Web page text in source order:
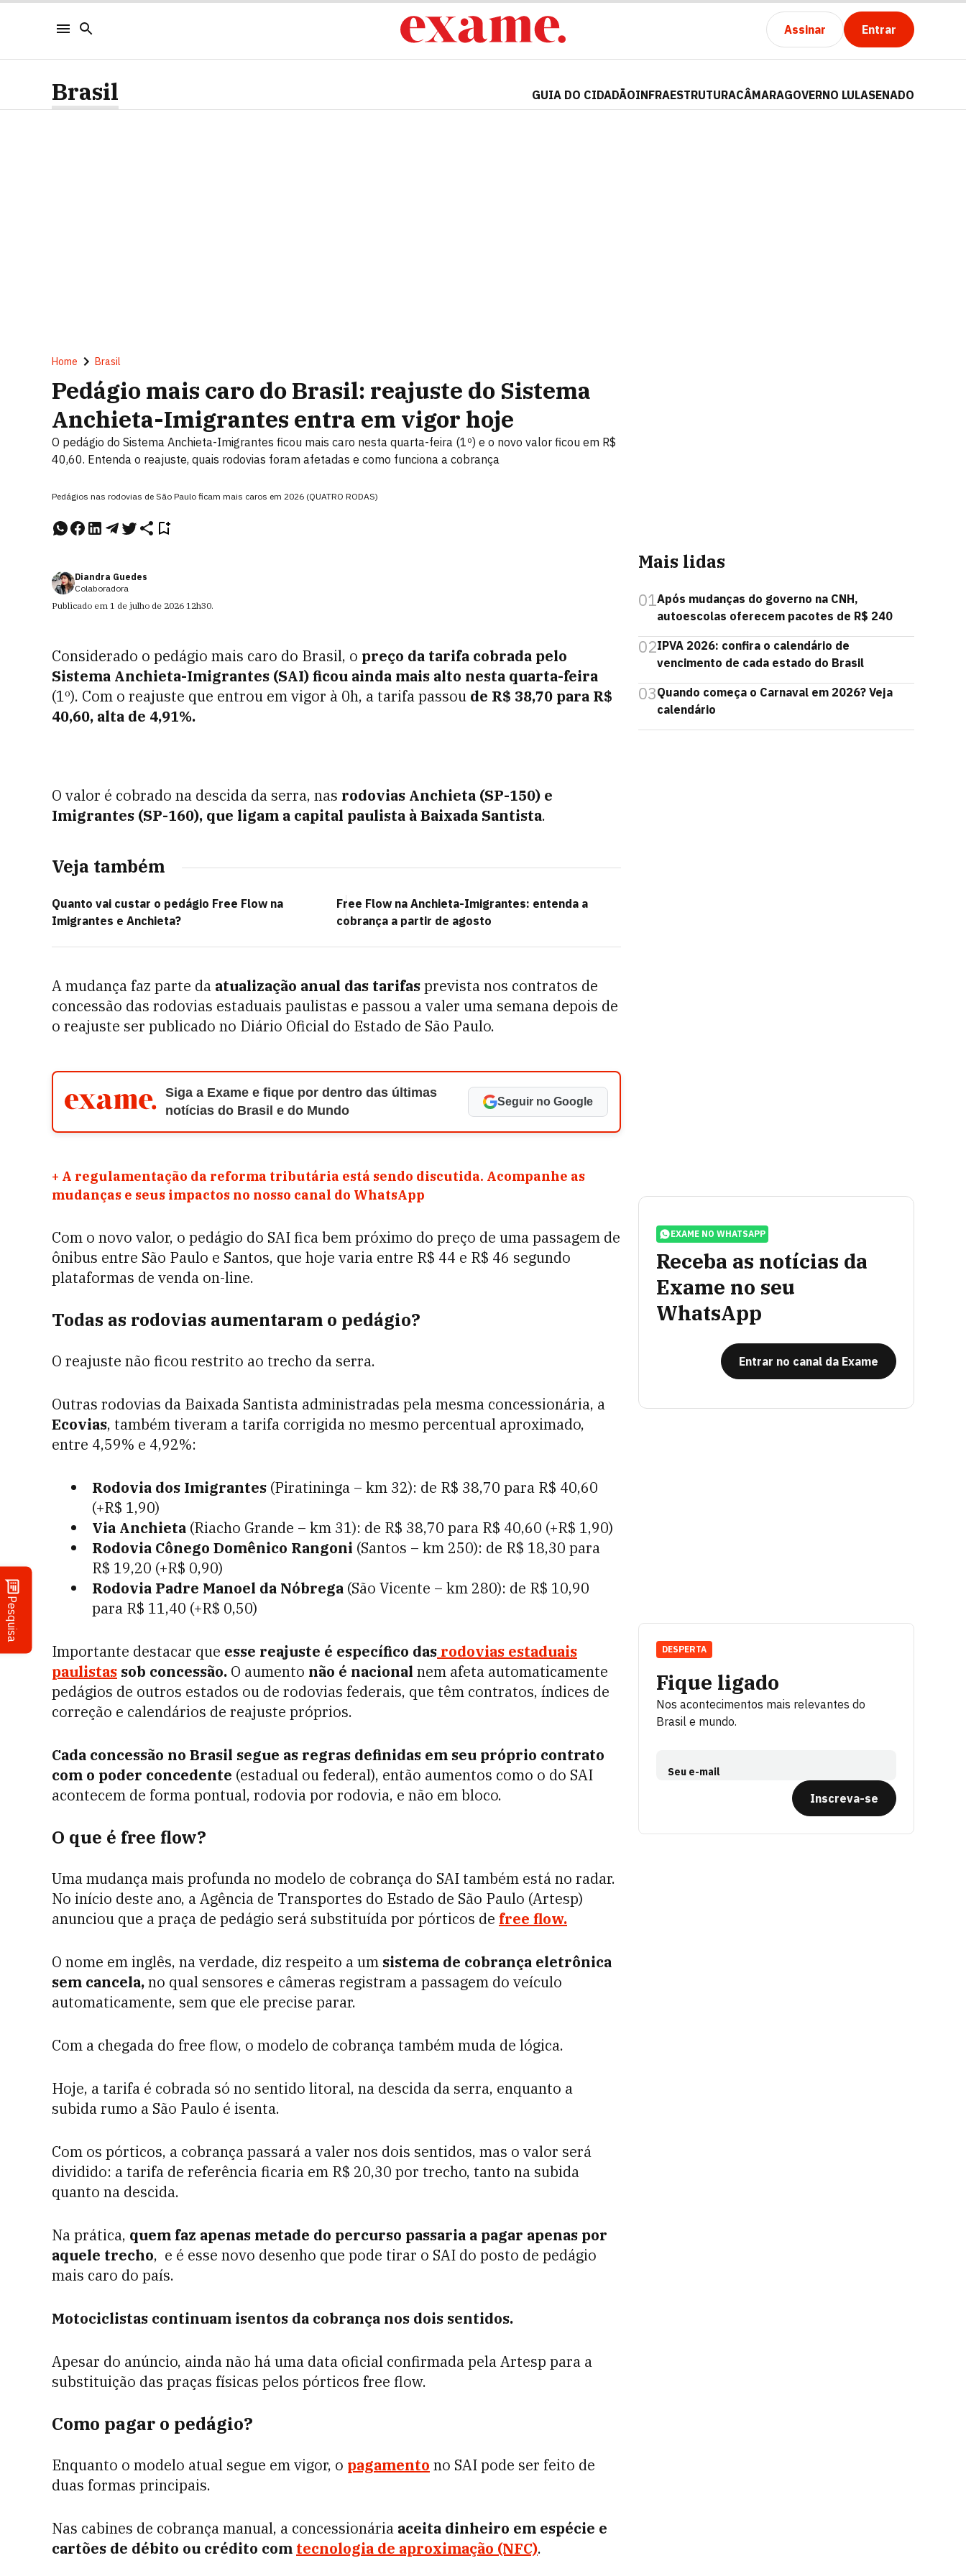
Assinar Entrar
Pesquisa
Brasil GUIA DO CIDADÃOINFRAESTRUTURACÂMARAGOVERNO LULASENADO
Home Brasil
Pedágio mais caro do Brasil: reajuste do Sistema
Anchieta-Imigrantes entra em vigor hoje
O pedágio do Sistema Anchieta-Imigrantes ficou mais caro nesta quarta-feira (1º) e o novo valor ficou em R$
40,60. Entenda o reajuste, quais rodovias foram afetadas e como funciona a cobrança
Pedágios nas rodovias de São Paulo ficam mais caros em 2026 (QUATRO RODAS)
Diandra Guedes
Colaboradora
Publicado em 1 de julho de 2026 12h30.
Considerado o pedágio mais caro do Brasil, o preço da tarifa cobrada pelo
Sistema Anchieta-Imigrantes (SAI) ficou ainda mais alto nesta quarta-feira
(1º). Com o reajuste que entrou em vigor à 0h, a tarifa passou de R$ 38,70 para R$
40,60, alta de 4,91%.
O valor é cobrado na descida da serra, nas rodovias Anchieta (SP-150) e
Imigrantes (SP-160), que ligam a capital paulista à Baixada Santista.
Veja também
Quanto vai custar o pedágio Free Flow na
Imigrantes e Anchieta?
Free Flow na Anchieta-Imigrantes: entenda a
cobrança a partir de agosto
A mudança faz parte da atualização anual das tarifasprevista nos contratos de
concessão das rodovias estaduais paulistas e passou a valer uma semana depois de
o reajuste ser publicado no Diário Oficial do Estado de São Paulo.
Siga a Exame e fique por dentro das últimas
notícias do Brasil e do Mundo
Seguir no Google
+ A regulamentação da reforma tributária está sendo discutida. Acompanhe as
mudanças e seus impactos no nosso canal do WhatsApp
Com o novo valor, o pedágio do SAI fica bem próximo do preço de uma passagem de
ônibus entre São Paulo e Santos, que hoje varia entre R$ 44 e R$ 46 segundo
plataformas de venda on-line.
Todas as rodovias aumentaram o pedágio?
O reajuste não ficou restrito ao trecho da serra.
Outras rodovias da Baixada Santista administradas pela mesma concessionária, a
Ecovias, também tiveram a tarifa corrigida no mesmo percentual aproximado,
entre 4,59% e 4,92%:
Rodovia dos Imigrantes (Piratininga – km 32): de R$ 38,70 para R$ 40,60
(+R$ 1,90)
Via Anchieta (Riacho Grande – km 31): de R$ 38,70 para R$ 40,60 (+R$ 1,90)
Rodovia Cônego Domênico Rangoni (Santos – km 250): de R$ 18,30 para
R$ 19,20 (+R$ 0,90)
Rodovia Padre Manoel da Nóbrega (São Vicente – km 280): de R$ 10,90
para R$ 11,40 (+R$ 0,50)
Importante destacar que esse reajuste é específico das rodovias estaduais
paulistas sob concessão. O aumento não é nacional nem afeta automaticamente
pedágios de outros estados ou de rodovias federais, que têm contratos, índices de
correção e calendários de reajuste próprios.
Cada concessão no Brasil segue as regras definidas em seu próprio contrato
com o poder concedente (estadual ou federal), então aumentos como o do SAI
acontecem de forma pontual, rodovia por rodovia, e não em bloco.
O que é free flow?
Uma mudança mais profunda no modelo de cobrança do SAI também está no radar.
No início deste ano, a Agência de Transportes do Estado de São Paulo (Artesp)
anunciou que a praça de pedágio será substituída por pórticos de free flow.
O nome em inglês, na verdade, diz respeito a um sistema de cobrança eletrônica
sem cancela,no qual sensores e câmeras registram a passagem do veículo
automaticamente, sem que ele precise parar.
Com a chegada do free flow, o modelo de cobrança também muda de lógica.
Hoje, a tarifa é cobrada só no sentido litoral, na descida da serra, enquanto a
subida rumo a São Paulo é isenta.
Com os pórticos, a cobrança passará a valer nos dois sentidos, mas o valor será
dividido: a tarifa de referência ficaria em R$ 20,30 por trecho, tanto na subida
quanto na descida.
Na prática, quem faz apenas metade do percurso passaria a pagar apenas por
aquele trecho, e é esse novo desenho que pode tirar o SAI do posto de pedágio
mais caro do país.
Motociclistas continuam isentos da cobrança nos dois sentidos.
Apesar do anúncio, ainda não há uma data oficial confirmada pela Artesp para a
substituição das praças físicas pelos pórticos free flow.
Como pagar o pedágio?
Enquanto o modelo atual segue em vigor, o pagamento no SAI pode ser feito de
duas formas principais.
Nas cabines de cobrança manual, a concessionária aceita dinheiro em espécie e
cartões de débito ou crédito com tecnologia de aproximação (NFC).
Mais lidas
01Após mudanças do governo na CNH,
autoescolas oferecem pacotes de R$ 240
02IPVA 2026: confira o calendário de
vencimento de cada estado do Brasil
03Quando começa o Carnaval em 2026? Veja
calendário
EXAME NO WHATSAPP
Receba as notícias da
Exame no seu
WhatsApp
Entrar no canal da Exame
Fique ligado
Nos acontecimentos mais relevantes do
Brasil e mundo.
Seu e-mail
Inscreva-se
DESPERTA